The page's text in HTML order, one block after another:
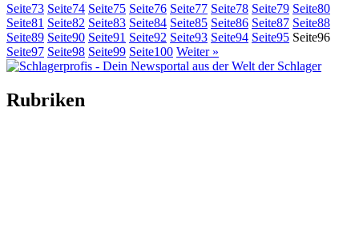
Seite73 Seite74 Seite75 Seite76 Seite77 Seite78 Seite79 Seite80
Seite81 Seite82 Seite83 Seite84 Seite85 Seite86 Seite87 Seite88
Seite89 Seite90 Seite91 Seite92 Seite93 Seite94 Seite95 Seite96
Seite97 Seite98 Seite99 Seite100 Weiter »
Rubriken